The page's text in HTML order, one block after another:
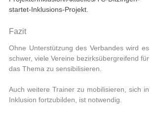
startet-Inklusions-Projekt.
Fazit
Ohne Unterstützung des Verbandes wird es
schwer, viele Vereine bezirksübergreifend für
das Thema zu sensibilisieren.
Auch weitere Trainer zu mobilisieren, sich in
Inklusion fortzubilden, ist notwendig.